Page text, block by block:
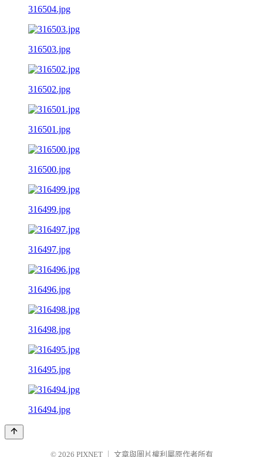
316504.jpg
316503.jpg
316502.jpg
316501.jpg
316500.jpg
316499.jpg
316497.jpg
316496.jpg
316498.jpg
316495.jpg
316494.jpg
© 2026 PIXNET 文章與圖片權利屬原作者所有